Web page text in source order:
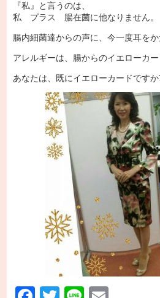
『私』と言うのは、
私 プラス 腸在菌に他なりません。
腸内細菌達からの声に、今一度耳をか
アレルギーは、腸からのイエローカ
あなたは、既にイエローカードですか